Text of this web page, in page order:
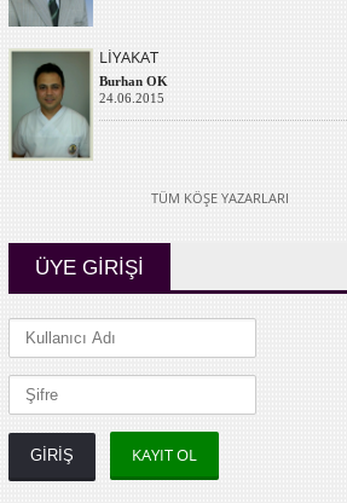
LİYAKAT
Burhan OK
24.06.2015
TÜM KÖŞE YAZARLARI
ÜYE GİRİŞİ
KAYIT OL